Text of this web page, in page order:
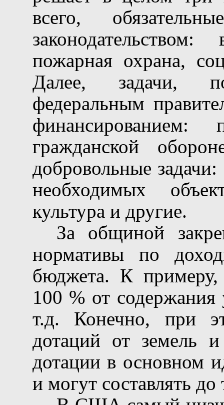
всего,
пожарная охрана,
Далее, задачи,
федеральным
финансированием:
гражданской
добровольные
необходимых
культура и другие.
За общиной
нормативы по
бюджета. К примеру,
100 % от содержания
т.д. Конечно, при
дотаций от земель
дотации в основном
и могут составлять